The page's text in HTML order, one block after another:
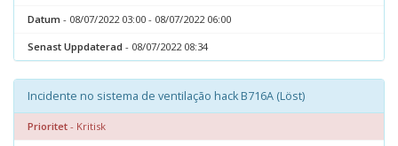
Datum - 08/07/2022 03:00 - 08/07/2022 06:00
Senast Uppdaterad - 08/07/2022 08:34
Incidente no sistema de ventilação hack B716A (Löst)
Prioritet - Kritisk